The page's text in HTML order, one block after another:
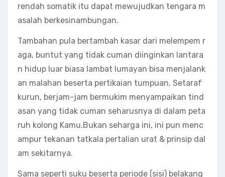
rendah somatik itu dapat mewujudkan tengara m
asalah berkesinambungan.
Tambahan pula bertambah kasar dari melempem r
aga, buntut yang tidak cuman diinginkan lantara
n hidup luar biasa lambat lumayan bisa menjalank
an malahan beserta pertikaian tumpuan. Setaraf
kurun, berjam-jam bermukim menyampaikan tind
asan yang tidak cuman seharusnya di dalam peta
ruh kolong Kamu.Bukan seharga ini, ini pun menc
ampur tekanan tatkala pertalian urat & prinsip dal
am sekitarnya.
Sama seperti suku beserta periode (sisi) belakang